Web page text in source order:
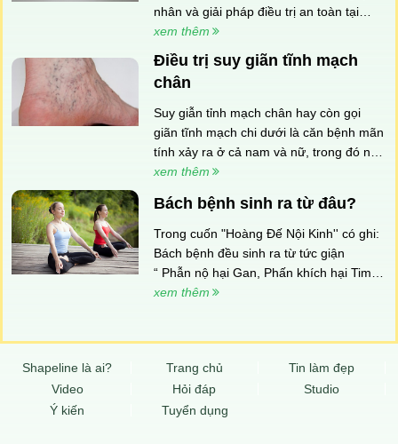
nhân và giải pháp điều trị an toàn tại
Shapeline.
xem thêm
Điều trị suy giãn tĩnh mạch
chân
Suy giẫn tỉnh mạch chân hay còn gọi
giãn tĩnh mạch chi dưới là căn bệnh mãn
tính xảy ra ở cả nam và nữ, trong đó nữ
giới chiếm số đông hơn. Thống kê của
dân số trưởng thành mắc bệnh, trong đó
2/3 là phụ nữ và 1/3 là đàn ông. Nhưng
có đến trên 70% người mắc bệnh nhưng
không quan tâm và để ý tại Việt Nam.
xem thêm
Bách bệnh sinh ra từ đâu?
Trong cuốn "Hoàng Đế Nội Kinh'' có ghi:
Bách bệnh đều sinh ra từ tức giận
“ Phẫn nộ hại Gan, Phấn khích hại Tim,
Ưu sầu hại Phổi, suy nghĩ hại Tỳ, lo sợ
xem thêm
Shapeline là ai? Trang chủ
Tin làm đẹp
Video
Hỏi đáp
Studio
Ý kiến
Tuyển dụng